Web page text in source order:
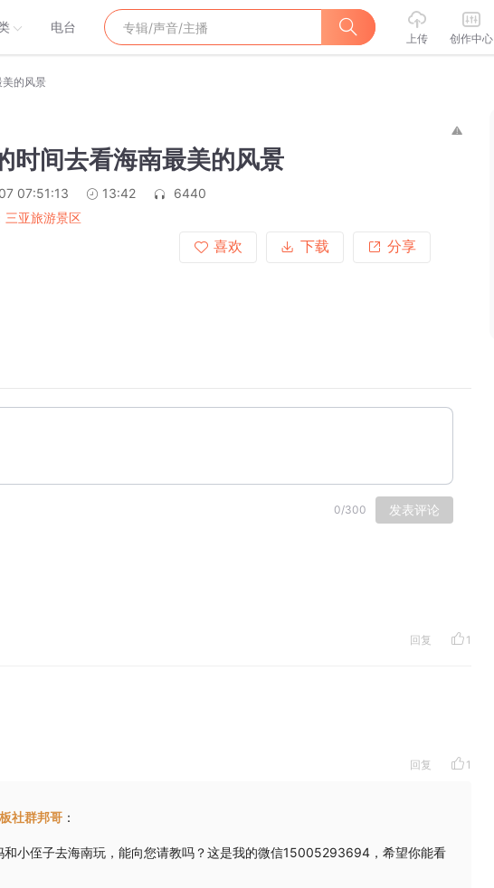
电台
上传 创作中心
的风景
时间去看海南最美的风景
07:51:13 13:42
6440
三亚旅游景区
喜欢
下载 分享
0/300 发表评论
回复 1
回复 1
社群邦哥 ：
和小侄子去海南玩，能向您请教吗？这是我的微信15005293694，希望你能看